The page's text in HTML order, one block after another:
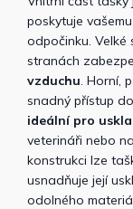
poskytuje
odpočinku. Velké
stranách
vzduchu. Horní,
snadný přístup
ideální pro
veterináři nebo
konstrukci lze
usnadňuje její
odolného